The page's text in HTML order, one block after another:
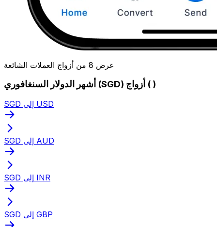
عرض 8 من أزواج العملات الشائعة
أشهر الدولار السنغافوري (SGD) أزواج ( )
SGD إلى USD
SGD إلى AUD
SGD إلى INR
SGD إلى GBP